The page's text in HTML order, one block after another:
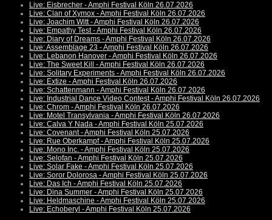
Live: Eisbrecher - Amphi Festival Köln 26.07.2026
Live: Clan of Xymox - Amphi Festival Köln 26.07.2026
Live: Joachim Witt - Amphi Festival Köln 26.07.2026
Live: Empathy Test - Amphi Festival Köln 26.07.2026
Live: Diary of Dreams - Amphi Festival Köln 26.07.2026
Live: Assemblage 23 - Amphi Festival Köln 26.07.2026
Live: Lebanon Hanover - Amphi Festival Köln 26.07.2026
Live: The Sweet Kill - Amphi Festival Köln 26.07.2026
Live: Solitary Experiments - Amphi Festival Köln 26.07.2026
Live: Extize - Amphi Festival Köln 26.07.2026
Live: Schattenmann - Amphi Festival Köln 26.07.2026
Live: Industrial Dance Video Contest - Amphi Festival Köln 26.07.2026
Live: Chrom - Amphi Festival Köln 26.07.2026
Live: Motel Transylvania - Amphi Festival Köln 26.07.2026
Live: Calva Y Nada - Amphi Festival Köln 25.07.2026
Live: Covenant - Amphi Festival Köln 25.07.2026
Live: Rue Oberkampf - Amphi Festival Köln 25.07.2026
Live: Mono Inc. - Amphi Festival Köln 25.07.2026
Live: Selofan - Amphi Festival Köln 25.07.2026
Live: Solar Fake - Amphi Festival Köln 25.07.2026
Live: Soror Dolorosa - Amphi Festival Köln 25.07.2026
Live: Das Ich - Amphi Festival Köln 25.07.2026
Live: Dina Summer - Amphi Festival Köln 25.07.2026
Live: Heldmaschine - Amphi Festival Köln 25.07.2026
Live: Echoberyl - Amphi Festival Köln 25.07.2026